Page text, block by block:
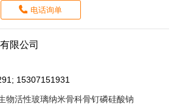
电话询单
限公司
15307151931
物活性玻璃纳米骨科骨钉磷硅酸钠